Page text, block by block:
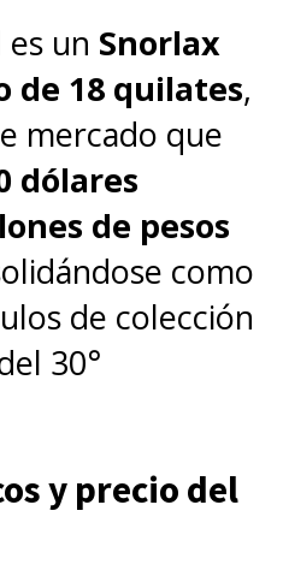
un Snorlax
de 18 quilates,
mercado que
dólares
de pesos
como
de colección
30°
y precio del